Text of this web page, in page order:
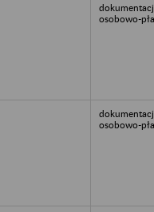
osobowo-
osobowo-